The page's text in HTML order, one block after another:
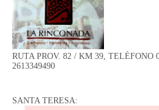
RUTA PROV. 82 / KM 39, TELÉFONO
2613349490
SANTA TERESA: